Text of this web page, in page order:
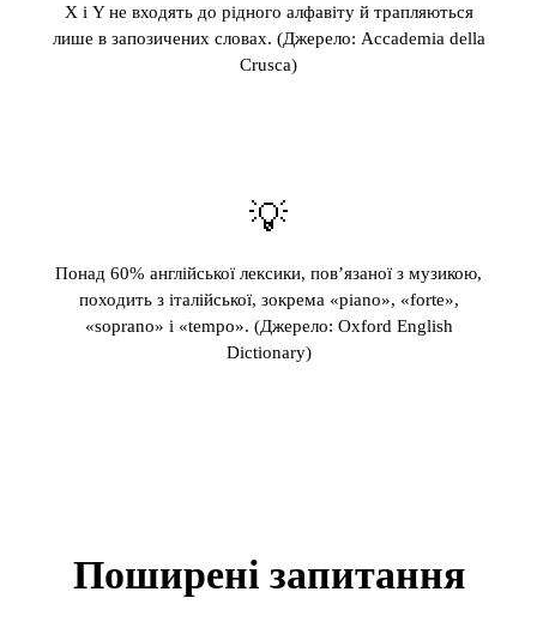
X і Y не входять до рідного алфавіту й трапляються
лише в запозичених словах. (Джерело: Accademia della
Crusca)
💡
Понад 60% англійської лексики, пов’язаної з музикою,
походить з італійської, зокрема «piano», «forte»,
«soprano» і «tempo». (Джерело: Oxford English
Dictionary)
Поширені запитання